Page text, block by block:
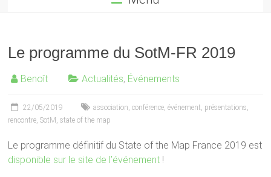
Le programme du SotM-FR 2019
Benoît Actualités, Événements
22/05/2019 association,conférence,événement, présentations,
rencontre,SotM ,state of the map
Le programme définitif du State of the Map France 2019 est
disponible sur le site de l’événement !